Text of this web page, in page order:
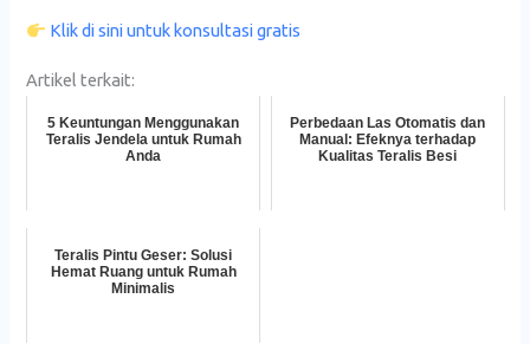
Klik di sini untuk konsultasi gratis
Artikel terkait:
5 Keuntungan Menggunakan
Teralis Jendela untuk Rumah
Anda
Perbedaan Las Otomatis dan
Manual: Efeknya terhadap
Kualitas Teralis Besi
Teralis Pintu Geser: Solusi
Hemat Ruang untuk Rumah
Minimalis